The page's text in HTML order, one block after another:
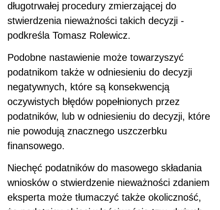
długotrwałej procedury zmierzającej do
stwierdzenia nieważności takich decyzji -
podkreśla Tomasz Rolewicz.
Podobne nastawienie może towarzyszyć
podatnikom także w odniesieniu do decyzji
negatywnych, które są konsekwencją
oczywistych błędów popełnionych przez
podatników, lub w odniesieniu do decyzji, które
nie powodują znacznego uszczerbku
finansowego.
Niechęć podatników do masowego składania
wniosków o stwierdzenie nieważności zdaniem
eksperta może tłumaczyć także okoliczność,